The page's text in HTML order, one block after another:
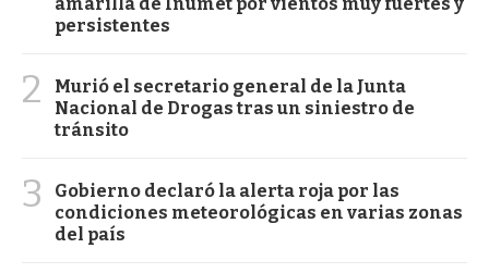
persistentes
2
Murió el secretario general de la Junta
Nacional de Drogas tras un siniestro de
tránsito
3
Gobierno declaró la alerta roja por las
condiciones meteorológicas en varias zonas
del país